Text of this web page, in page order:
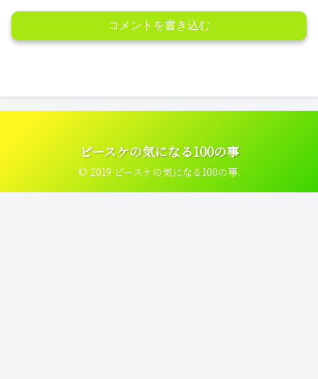
コメントを書き込む
ピースケの気になる100の事
© 2019 ピースケの気になる100の事.